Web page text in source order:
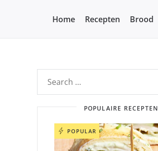
Home Recepten Brood
POPULAIRE RECEPTEN
POPULAR